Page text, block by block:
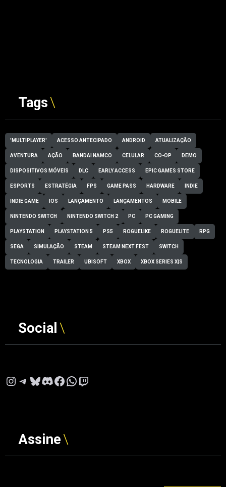
Tags
'MULTIPLAYER' ACESSO ANTECIPADO ANDROID ATUALIZAÇÃO
AVENTURA AÇÃO BANDAI NAMCO CELULAR CO-OP DEMO
DISPOSITIVOS MÓVEIS DLC EARLY ACCESS EPIC GAMES STORE
ESPORTS ESTRATÉGIA FPS GAME PASS HARDWARE INDIE
INDIE GAME IOS LANÇAMENTO LANÇAMENTOS MOBILE
NINTENDO SWITCH NINTENDO SWITCH 2 PC PC GAMING
PLAYSTATION PLAYSTATION 5 PS5 ROGUELIKE ROGUELITE RPG
SEGA SIMULAÇÃO STEAM STEAM NEXT FEST SWITCH
TECNOLOGIA TRAILER UBISOFT XBOX XBOX SERIES X|S
Social
Instagram
Telegram
Bluesky
Discord
Facebook
WhatsApp
Twitch
Assine